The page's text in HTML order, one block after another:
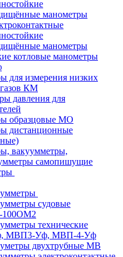
манометры
манометры
котловые манометры
для измерения низких
КМ
давления для
образцовые МО
дистанционные
вакуумметры,
самопишущие
судовые
технические
МВП3-Уф, МВП-4-Уф
двухтрубные МВ